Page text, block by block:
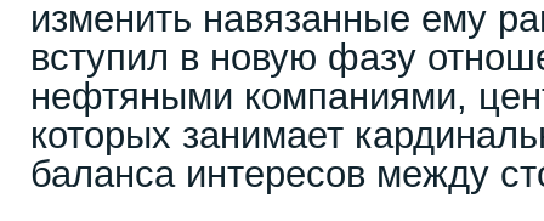
изменить навязанные ему
вступил в новую фазу
нефтяными компаниями,
которых занимает
баланса интересов между